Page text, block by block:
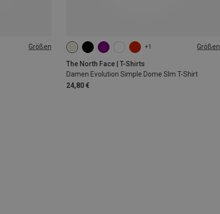
Größen +1 Größen
The North Face | T-Shirts
Damen Evolution Simple Dome Slm T-Shirt
24,80 €
XS S M